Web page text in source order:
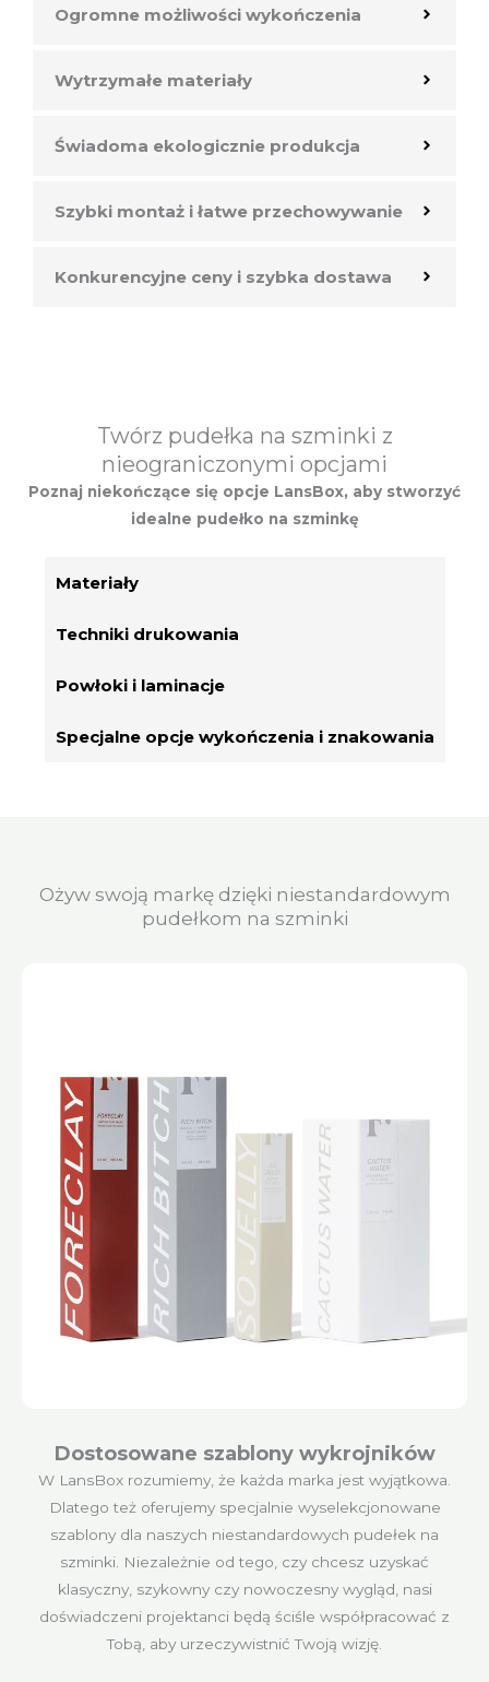
Ogromne możliwości wykończenia
Wytrzymałe materiały
Świadoma ekologicznie produkcja
Szybki montaż i łatwe przechowywanie
Konkurencyjne ceny i szybka dostawa
Twórz pudełka na szminki z
nieograniczonymi opcjami
Poznaj niekończące się opcje LansBox, aby stworzyć
idealne pudełko na szminkę
Materiały
Techniki drukowania
Powłoki i laminacje
Specjalne opcje wykończenia i znakowania
Ożyw swoją markę dzięki niestandardowym
pudełkom na szminki
Dostosowane szablony wykrojników
W LansBox rozumiemy, że każda marka jest wyjątkowa.
Dlatego też oferujemy specjalnie wyselekcjonowane
szablony dla naszych niestandardowych pudełek na
szminki. Niezależnie od tego, czy chcesz uzyskać
klasyczny, szykowny czy nowoczesny wygląd, nasi
doświadczeni projektanci będą ściśle współpracować z
Tobą, aby urzeczywistnić Twoją wizję.